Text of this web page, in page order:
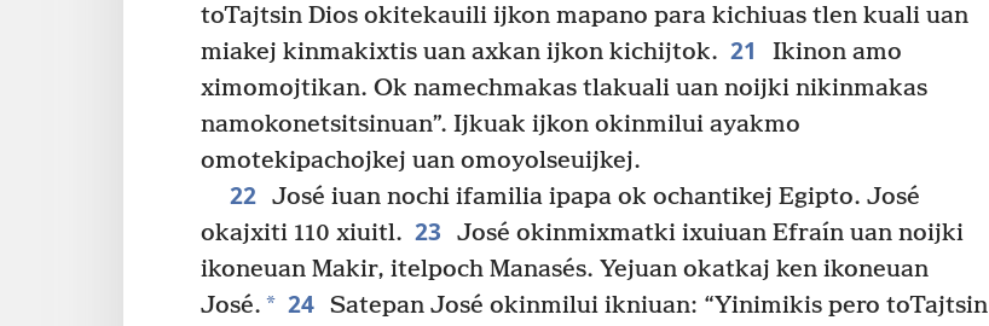
toTajtsin Dios okitekauili ijkon mapano para kichiuas tlen kuali uan
miakej kinmakixtis uan axkan ijkon kichijtok. 21
Ikinon amo
ximomojtikan. Ok namechmakas tlakuali uan noijki nikinmakas
namokonetsitsinuan”. Ijkuak ijkon okinmilui ayakmo
omotekipachojkej uan omoyolseuijkej.
22 José iuan nochi ifamilia ipapa ok ochantikej Egipto. José
okajxiti 110 xiuitl. 23
José okinmixmatki ixuiuan Efraín uan noijki
ikoneuan Makir, itelpoch Manasés. Yejuan okatkaj ken ikoneuan
José. * 24 Satepan José okinmilui ikniuan: “Yinimikis pero toTajtsin